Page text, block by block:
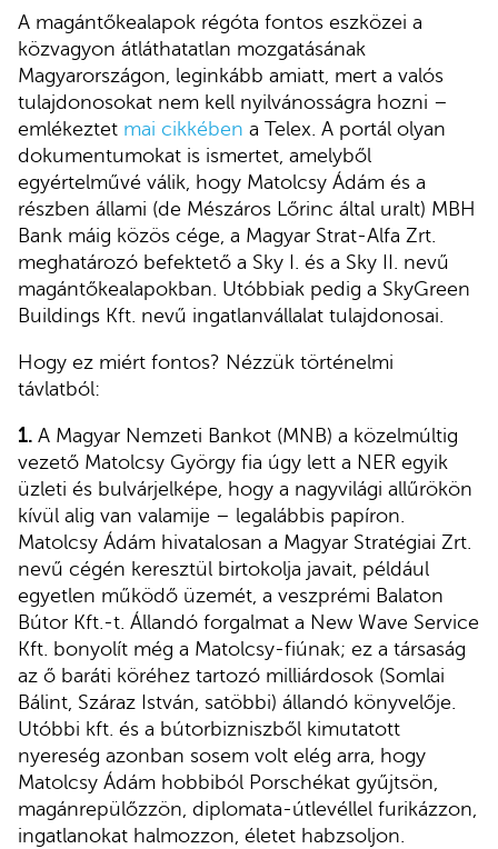
A magántőkealapok régóta fontos eszközei a
közvagyon átláthatatlan mozgatásának
Magyarországon, leginkább amiatt, mert a valós
tulajdonosokat nem kell nyilvánosságra hozni –
emlékeztet mai cikkében a Telex. A portál olyan
dokumentumokat is ismertet, amelyből
egyértelművé válik, hogy Matolcsy Ádám és a
részben állami (de Mészáros Lőrinc által uralt) MBH
Bank máig közös cége, a Magyar Strat-Alfa Zrt.
meghatározó befektető a Sky I. és a Sky II. nevű
magántőkealapokban. Utóbbiak pedig a SkyGreen
Buildings Kft. nevű ingatlanvállalat tulajdonosai.
Hogy ez miért fontos? Nézzük történelmi
távlatból:
1. A Magyar Nemzeti Bankot (MNB) a közelmúltig
vezető Matolcsy György fia úgy lett a NER egyik
üzleti és bulvárjelképe, hogy a nagyvilági allűrökön
kívül alig van valamije – legalábbis papíron.
Matolcsy Ádám hivatalosan a Magyar Stratégiai Zrt.
nevű cégén keresztül birtokolja javait, például
egyetlen működő üzemét, a veszprémi Balaton
Bútor Kft.-t. Állandó forgalmat a New Wave Service
Kft. bonyolít még a Matolcsy-fiúnak; ez a társaság
az ő baráti köréhez tartozó milliárdosok (Somlai
Bálint, Száraz István, satöbbi) állandó könyvelője.
Utóbbi kft. és a bútorbizniszből kimutatott
nyereség azonban sosem volt elég arra, hogy
Matolcsy Ádám hobbiból Porschékat gyűjtsön,
magánrepülőzzön, diplomata-útlevéllel furikázzon,
ingatlanokat halmozzon, életet habzsoljon.